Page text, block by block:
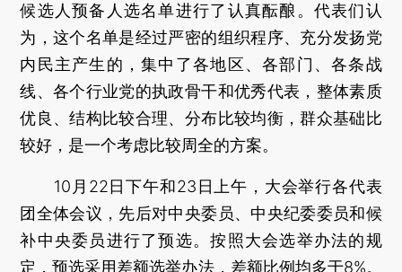
候选人预备人选名单进行了认真酝酿。代表们认
为，这个名单是经过严密的组织程序、充分发扬党
内民主产生的，集中了各地区、各部门、各条战
线、各个行业党的执政骨干和优秀代表，整体素质
优良、结构比较合理、分布比较均衡，群众基础比
较好，是一个考虑比较周全的方案。
10月22日下午和23日上午，大会举行各代表
团全体会议，先后对中央委员、中央纪委委员和候
补中央委员进行了预选。按照大会选举办法的规
定，预选采用差额选举办法，差额比例均多于8%。